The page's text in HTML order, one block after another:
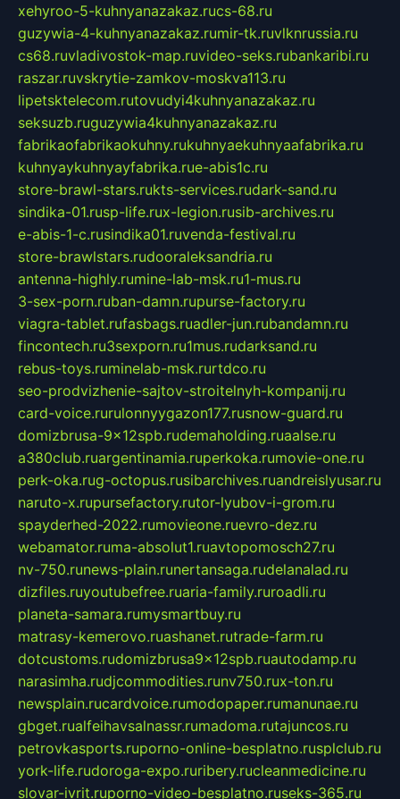
xehyroo-5-kuhnyanazakaz.rucs-68.ru
guzywia-4-kuhnyanazakaz.rumir-tk.ruvlknrussia.ru
cs68.ruvladivostok-map.ruvideo-seks.rubankaribi.ru
raszar.ruvskrytie-zamkov-moskva113.ru
lipetsktelecom.rutovudyi4kuhnyanazakaz.ru
seksuzb.ruguzywia4kuhnyanazakaz.ru
fabrikaofabrikaokuhny.rukuhnyaekuhnyaafabrika.ru
kuhnyaykuhnyayfabrika.rue-abis1c.ru
store-brawl-stars.rukts-services.rudark-sand.ru
sindika-01.rusp-life.rux-legion.rusib-archives.ru
e-abis-1-c.rusindika01.ruvenda-festival.ru
store-brawlstars.rudooraleksandria.ru
antenna-highly.rumine-lab-msk.ru1-mus.ru
3-sex-porn.ruban-damn.rupurse-factory.ru
viagra-tablet.rufasbags.ruadler-jun.rubandamn.ru
fincontech.ru3sexporn.ru1mus.rudarksand.ru
rebus-toys.ruminelab-msk.rurtdco.ru
seo-prodvizhenie-sajtov-stroitelnyh-kompanij.ru
card-voice.rurulonnyygazon177.rusnow-guard.ru
domizbrusa-9x12spb.rudemaholding.ruaalse.ru
a380club.ruargentinamia.ruperkoka.rumovie-one.ru
perk-oka.rug-octopus.rusibarchives.ruandreislyusar.ru
naruto-x.rupursefactory.rutor-lyubov-i-grom.ru
spayderhed-2022.rumovieone.ruevro-dez.ru
webamator.ruma-absolut1.ruavtopomosch27.ru
nv-750.runews-plain.runertansaga.rudelanalad.ru
dizfiles.ruyoutubefree.ruaria-family.ruroadli.ru
planeta-samara.rumysmartbuy.ru
matrasy-kemerovo.ruashanet.rutrade-farm.ru
dotcustoms.rudomizbrusa9x12spb.ruautodamp.ru
narasimha.rudjcommodities.runv750.rux-ton.ru
newsplain.rucardvoice.rumodopaper.rumanunae.ru
gbget.rualfeihavsalnassr.rumadoma.rutajuncos.ru
petrovkasports.ruporno-online-besplatno.rusplclub.ru
york-life.rudoroga-expo.ruribery.rucleanmedicine.ru
slovar-ivrit.ruporno-video-besplatno.ruseks-365.ru